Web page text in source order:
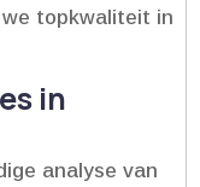
topkwaliteit in
in
analyse van